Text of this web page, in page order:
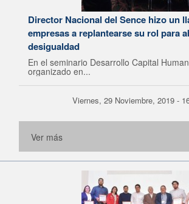
Director Nacional del Sence hizo un
empresas a replantearse su rol para
desigualdad
En el seminario Desarrollo Capital
organizado en...
Viernes, 29 Noviembre, 2019 -
Ver más